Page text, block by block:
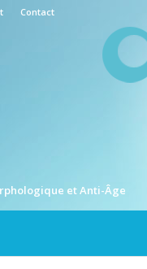
Contact
et Anti-Âge